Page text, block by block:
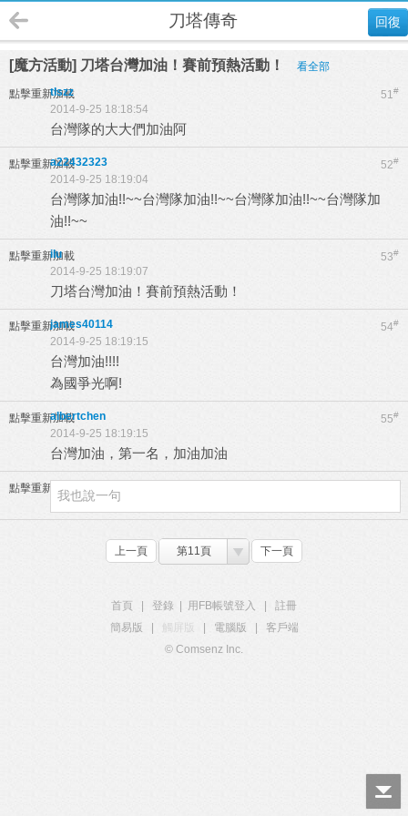
回復
刀塔傳奇
[魔方活動] 刀塔台灣加油！賽前預熱活動！ 看全部
點擊重新加載 51#
tlszz
2014-9-25 18:18:54
台灣隊的大大們加油阿
點擊重新加載 52#
a22432323
2014-9-25 18:19:04
台灣隊加油!!~~台灣隊加油!!~~台灣隊加油!!~~台灣隊加
油!!~~
點擊重新加載 53#
ilu
2014-9-25 18:19:07
刀塔台灣加油！賽前預熱活動！
點擊重新加載 54#
james40114
2014-9-25 18:19:15
台灣加油!!!!
為國爭光啊!
點擊重新加載 55#
albertchen
2014-9-25 18:19:15
台灣加油，第一名，加油加油
點擊重新加載
上一頁 第11頁 下一頁
首頁 登錄 用FB帳號登入
註冊
簡易版
觸屏版 電腦版
客戶端
© Comsenz Inc.